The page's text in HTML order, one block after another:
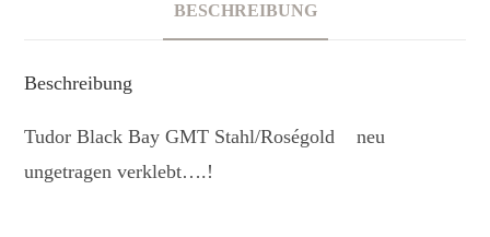
BESCHREIBUNG
Beschreibung
Tudor Black Bay GMT Stahl/Roségold neu
ungetragen verklebt….!